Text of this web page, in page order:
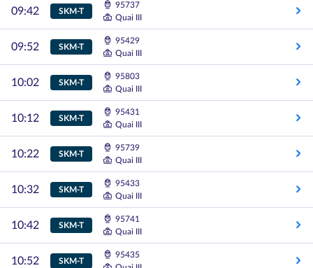
09:42 SKM-T
95737
Quai III
09:52 SKM-T
95429
Quai III
10:02 SKM-T
95803
Quai III
10:12 SKM-T
95431
Quai III
10:22 SKM-T
95739
Quai III
10:32 SKM-T
95433
Quai III
10:42 SKM-T
95741
Quai III
10:52 SKM-T
95435